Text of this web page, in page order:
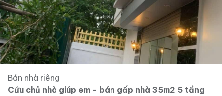
Bán nhà riêng
Cứu chủ nhà giúp em - bán gấp nhà 35m2 5 tầng